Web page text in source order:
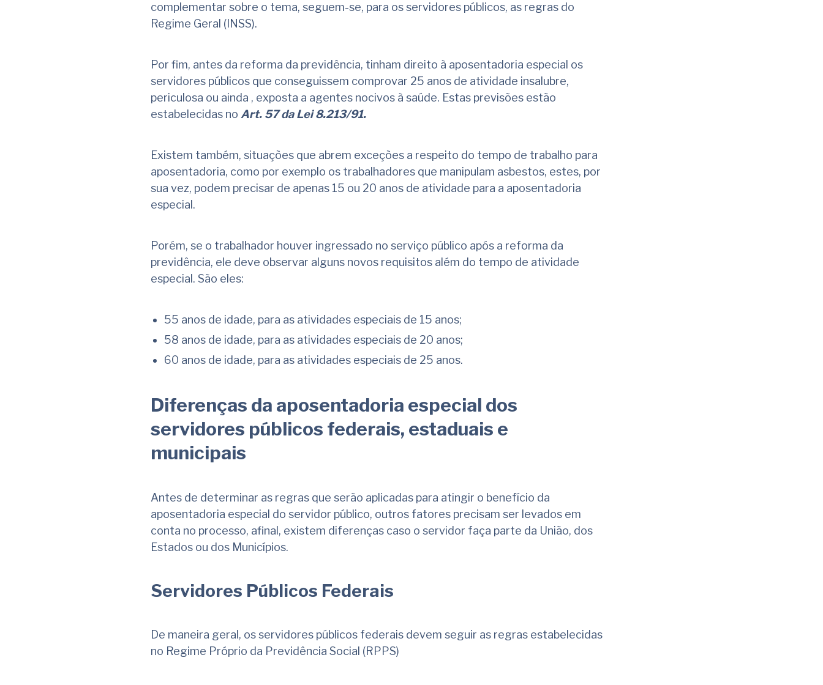
complementar sobre o tema, seguem-se, para os servidores públicos, as regras do
Regime Geral (INSS).
Por fim, antes da reforma da previdência, tinham direito à aposentadoria especial os
servidores públicos que conseguissem comprovar 25 anos de atividade insalubre,
periculosa ou ainda , exposta a agentes nocivos à saúde. Estas previsões estão
estabelecidas no Art. 57 da Lei 8.213/91.
Existem também, situações que abrem exceções a respeito do tempo de trabalho para
aposentadoria, como por exemplo os trabalhadores que manipulam asbestos, estes, por
sua vez, podem precisar de apenas 15 ou 20 anos de atividade para a aposentadoria
especial.
Porém, se o trabalhador houver ingressado no serviço público após a reforma da
previdência, ele deve observar alguns novos requisitos além do tempo de atividade
especial. São eles:
55 anos de idade, para as atividades especiais de 15 anos;
58 anos de idade, para as atividades especiais de 20 anos;
60 anos de idade, para as atividades especiais de 25 anos.
Diferenças da aposentadoria especial dos
servidores públicos federais, estaduais e
municipais
Antes de determinar as regras que serão aplicadas para atingir o benefício da
aposentadoria especial do servidor público, outros fatores precisam ser levados em
conta no processo, afinal, existem diferenças caso o servidor faça parte da União, dos
Estados ou dos Municípios.
Servidores Públicos Federais
De maneira geral, os servidores públicos federais devem seguir as regras estabelecidas
no Regime Próprio da Previdência Social (RPPS)